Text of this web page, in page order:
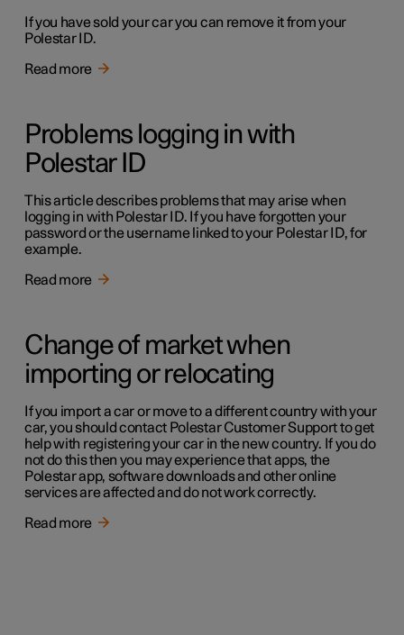
If you have sold your car you can remove it from your
Polestar ID.
Read more
Problems logging in with
Polestar ID
This article describes problems that may arise when
logging in with Polestar ID. If you have forgotten your
password or the username linked to your Polestar ID, for
example.
Read more
Change of market when
importing or relocating
If you import a car or move to a different country with your
car, you should contact Polestar Customer Support to get
help with registering your car in the new country. If you do
not do this then you may experience that apps, the
Polestar app, software downloads and other online
services are affected and do not work correctly.
Read more